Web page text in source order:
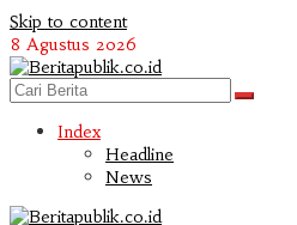
Skip to content
8 Agustus 2026
Index
Headline
News